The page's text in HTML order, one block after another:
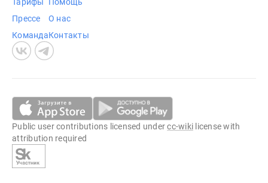
Прессе
Команда
О нас
Контакты
Public user contributions licensed undercc-wiki license with
attribution required